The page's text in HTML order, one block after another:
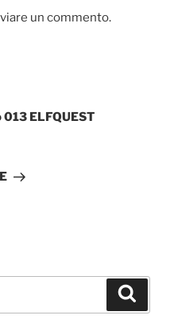
un commento.
ELFQUEST